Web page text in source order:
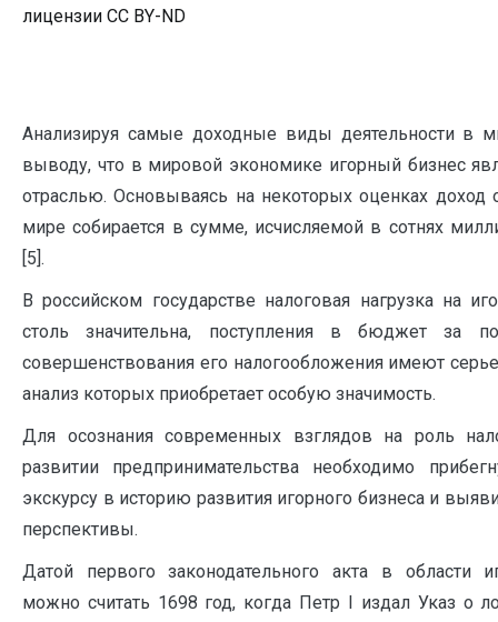
лицензии CC BY-ND
Анализируя самые доходные виды деятельности в
выводу, что в мировой экономике игорный бизнес
отраслью. Основываясь на некоторых оценках доход
мире собирается в сумме, исчисляемой в сотнях
[5].
В российском государстве налоговая нагрузка на
столь значительна, поступления в бюджет за
совершенствования его налогообложения имеют
анализ которых приобретает особую значимость.
Для осознания современных взглядов на роль
развитии предпринимательства необходимо
экскурсу в историю развития игорного бизнеса и
перспективы.
Датой первого законодательного акта в области
можно считать 1698 год, когда Петр I издал Указ о